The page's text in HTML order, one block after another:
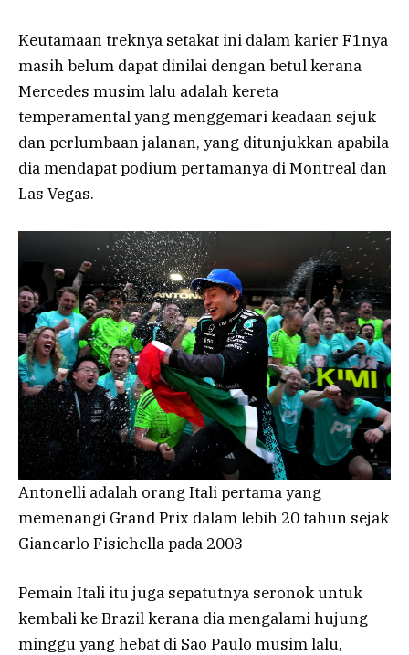
Keutamaan treknya setakat ini dalam karier F1nya
masih belum dapat dinilai dengan betul kerana
Mercedes musim lalu adalah kereta
temperamental yang menggemari keadaan sejuk
dan perlumbaan jalanan, yang ditunjukkan apabila
dia mendapat podium pertamanya di Montreal dan
Las Vegas.
Antonelli adalah orang Itali pertama yang
memenangi Grand Prix dalam lebih 20 tahun sejak
Giancarlo Fisichella pada 2003
Pemain Itali itu juga sepatutnya seronok untuk
kembali ke Brazil kerana dia mengalami hujung
minggu yang hebat di Sao Paulo musim lalu,